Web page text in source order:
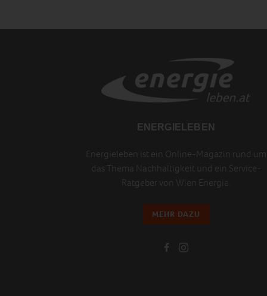
ENERGIELEBEN
Energieleben ist ein Online-Magazin rund um
das Thema Nachhaltigkeit und ein Service-
Ratgeber von Wien Energie.
MEHR DAZU